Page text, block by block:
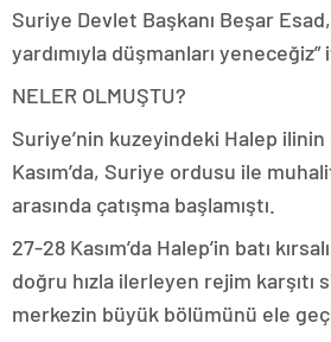
Suriye Devlet Başkanı Beşar Esad,
yardımıyla düşmanları yeneceğiz”
NELER OLMUŞTU?
Suriye’nin kuzeyindeki Halep ilinin
Kasım’da, Suriye ordusu ile
arasında çatışma başlamıştı.
27-28 Kasım’da Halep’in batı
doğru hızla ilerleyen rejim karşıtı
merkezin büyük bölümünü ele